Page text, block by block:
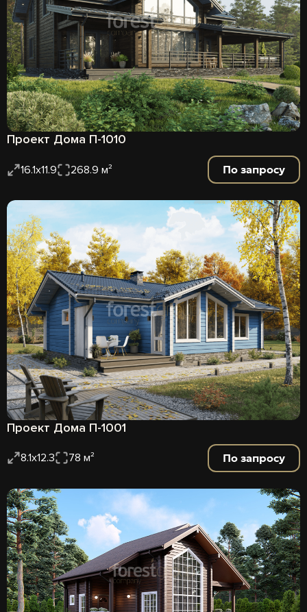
Проект Дома П-1010
16.1x11.9 268.9 м² По запросу
Проект Дома П-1001
8.1х12.3 78 м² По запросу